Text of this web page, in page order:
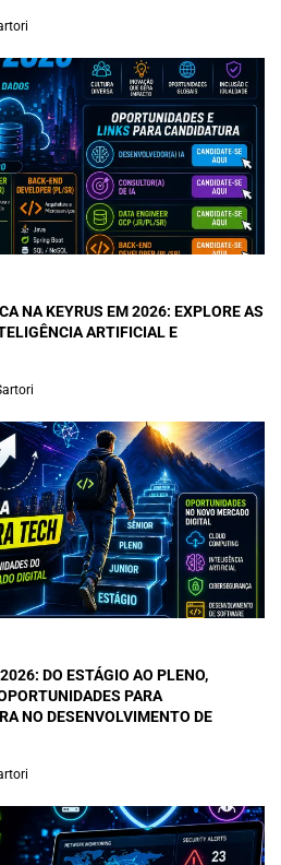
NA KEYRUS EM 2026: EXPLORE AS
ARTIFICIAL E
DO ESTÁGIO AO PLENO,
PARA
NO DESENVOLVIMENTO DE